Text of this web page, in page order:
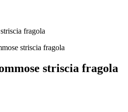
striscia fragola